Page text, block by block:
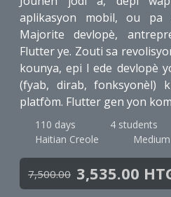
aplikasyon mobil, ou
Majorite devlopè,
Flutter ye. Zouti sa
kounya, epi l ede devlopè
(fyab, dirab, fonksyonèl)
platfòm. Flutter gen yon
110 days 4 students
Haitian Creole
Medium
7,500.00 3,535.00